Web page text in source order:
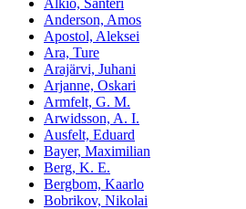
Alkio, Santeri
Anderson, Amos
Apostol, Aleksei
Ara, Ture
Arajärvi, Juhani
Arjanne, Oskari
Armfelt, G. M.
Arwidsson, A. I.
Ausfelt, Eduard
Bayer, Maximilian
Berg, K. E.
Bergbom, Kaarlo
Bobrikov, Nikolai